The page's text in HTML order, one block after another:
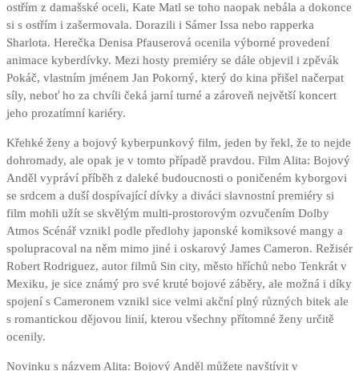
ostřím z damašské oceli, Kate Matl se toho naopak nebála a dokonce
si s ostřím i zašermovala. Dorazili i Sámer Issa nebo rapperka
Sharlota. Herečka Denisa Pfauserová ocenila výborné provedení
animace kyberdívky. Mezi hosty premiéry se dále objevil i zpěvák
Pokáč, vlastním jménem Jan Pokorný, který do kina přišel načerpat
síly, neboť ho za chvíli čeká jarní turné a zároveň největší koncert
jeho prozatímní kariéry.
Křehké ženy a bojový kyberpunkový film, jeden by řekl, že to nejde
dohromady, ale opak je v tomto případě pravdou. Film Alita: Bojový
Anděl vypráví příběh z daleké budoucnosti o poničeném kyborgovi
se srdcem a duší dospívající dívky a diváci slavnostní premiéry si
film mohli užít se skvělým multi-prostorovým ozvučením Dolby
Atmos Scénář vznikl podle předlohy japonské komiksové mangy a
spolupracoval na něm mimo jiné i oskarový James Cameron. Režisér
Robert Rodriguez, autor filmů Sin city, město hříchů nebo Tenkrát v
Mexiku, je sice známý pro své kruté bojové záběry, ale možná i díky
spojení s Cameronem vznikl sice velmi akční plný různých bitek ale
s romantickou dějovou linií, kterou všechny přítomné ženy určitě
ocenily.
Novinku s názvem Alita: Bojový Anděl můžete navštívit v